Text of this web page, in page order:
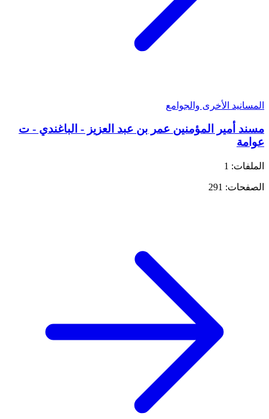
المسانيد الأخرى والجوامع
مسند أمير المؤمنين عمر بن عبد العزيز - الباغندي - ت
عوامة
الملفات: 1
الصفحات: 291